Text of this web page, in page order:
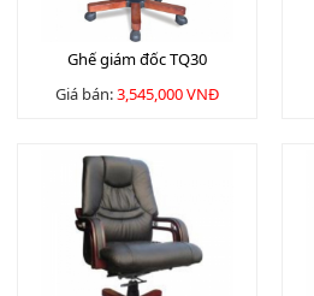
Ghế giám đốc TQ30
Giá bán:3,545,000 VNĐ